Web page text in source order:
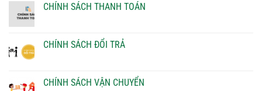
CHÍNH SÁCH THANH TOÁN
luận
ở
TOÁN
CHÍNH SÁCH ĐỔI TRẢ
luận
ởCHÍNH SÁCH VẬN CHUYỂN